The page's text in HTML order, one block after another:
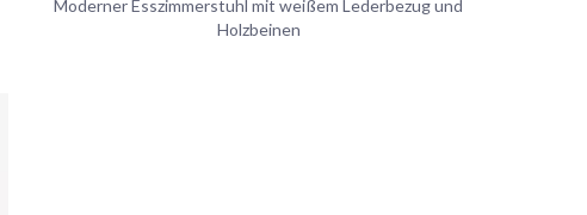
Moderner Esszimmerstuhl mit weißem Lederbezug und
Holzbeinen